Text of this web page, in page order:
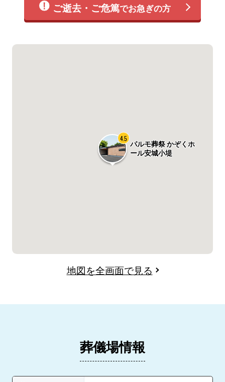
ご逝去・ご危篤でお急ぎの方
パルモ葬祭 かぞくホ
ール安城小堤
4.5
地図を全画面で見る
葬儀場情報